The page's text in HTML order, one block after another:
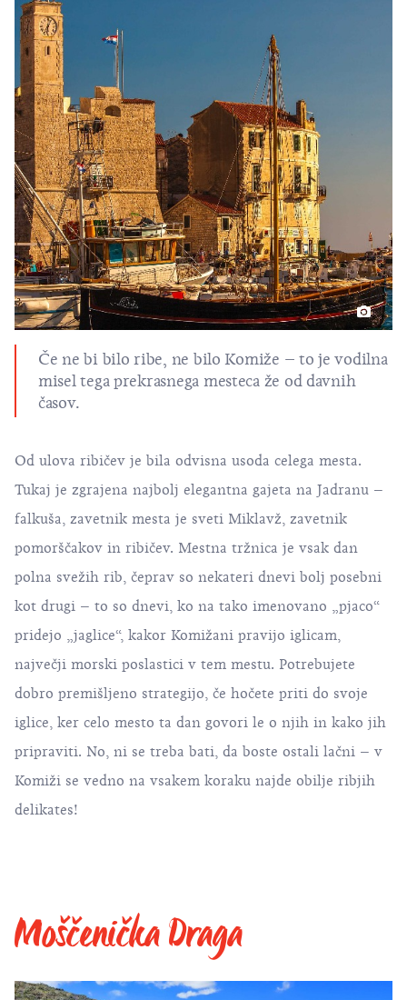
Če ne bi bilo ribe, ne bilo Komiže – to je vodilna
misel tega prekrasnega mesteca že od davnih
časov.
Od ulova ribičev je bila odvisna usoda celega mesta.
Tukaj je zgrajena najbolj elegantna gajeta na Jadranu –
falkuša, zavetnik mesta je sveti Miklavž, zavetnik
pomorščakov in ribičev. Mestna tržnica je vsak dan
polna svežih rib, čeprav so nekateri dnevi bolj posebni
kot drugi – to so dnevi, ko na tako imenovano „pjaco“
pridejo „jaglice“, kakor Komižani pravijo iglicam,
največji morski poslastici v tem mestu. Potrebujete
dobro premišljeno strategijo, če hočete priti do svoje
iglice, ker celo mesto ta dan govori le o njih in kako jih
pripraviti. No, ni se treba bati, da boste ostali lačni – v
Komiži se vedno na vsakem koraku najde obilje ribjih
delikates!
Moščenička Draga